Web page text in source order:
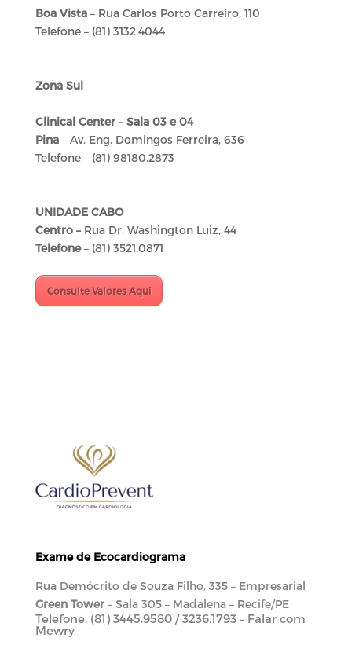
Boa Vista– Rua Carlos Porto Carreiro, 110
Telefone – (81) 3132.4044
Zona Sul
Clinical Center – Sala 03 e 04
Pina– Av. Eng. Domingos Ferreira, 636
Telefone – (81) 98180.2873
UNIDADE CABO
Centro –Rua Dr. Washington Luiz, 44
Telefone– (81) 3521.0871
Consulte Valores Aqui
Exame de Ecocardiograma
Rua Demócrito de Souza Filho, 335 – Empresarial
Green Tower – Sala 305 – Madalena – Recife/PE
Telefone. (81) 3445.9580 / 3236.1793 – Falar com
Mewry